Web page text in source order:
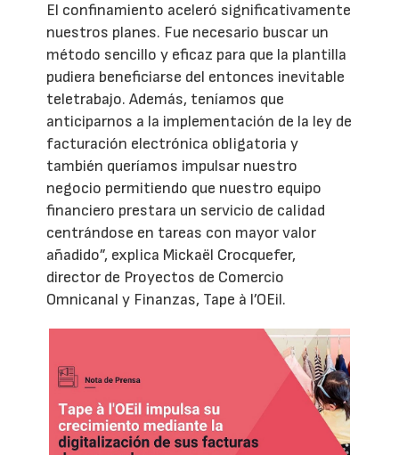
El confinamiento aceleró significativamente
nuestros planes. Fue necesario buscar un
método sencillo y eficaz para que la plantilla
pudiera beneficiarse del entonces inevitable
teletrabajo. Además, teníamos que
anticiparnos a la implementación de la ley de
facturación electrónica obligatoria y
también queríamos impulsar nuestro
negocio permitiendo que nuestro equipo
financiero prestara un servicio de calidad
centrándose en tareas con mayor valor
añadido”, explica Mickaël Crocquefer,
director de Proyectos de Comercio
Omnicanal y Finanzas, Tape à l’OEil.